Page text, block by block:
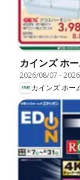
カインズ ホ
2026/08/07 -
カインズ ホー